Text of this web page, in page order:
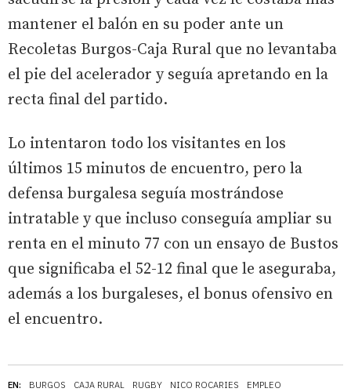
EN: BURGOS CAJA RURAL RUGBY NICO ROCARIES EMPLEO
mantener el balón en su poder ante un
Recoletas Burgos-Caja Rural que no levantaba
el pie del acelerador y seguía apretando en la
recta final del partido.
Lo intentaron todo los visitantes en los
últimos 15 minutos de encuentro, pero la
defensa burgalesa seguía mostrándose
intratable y que incluso conseguía ampliar su
renta en el minuto 77 con un ensayo de Bustos
que significaba el 52-12 final que le aseguraba,
además a los burgaleses, el bonus ofensivo en
el encuentro.